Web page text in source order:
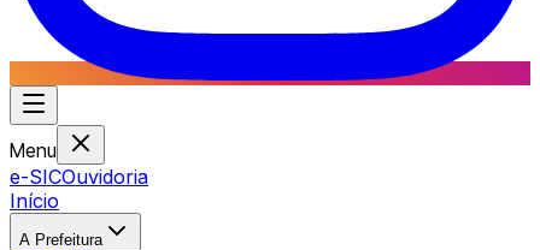
Menu
e-SICOuvidoria
Início
A Prefeitura